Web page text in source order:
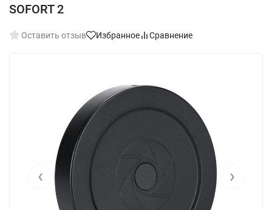
SOFORT 2
Оставить отзыв Избранное Сравнение
‹ ›